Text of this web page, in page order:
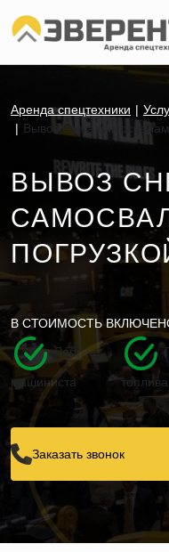
Аренда спецтехники
Вывоз снега
ВЫВОЗ
В СТОИМОСТЬ
Работа
машиниста топлива
Заказать звонок